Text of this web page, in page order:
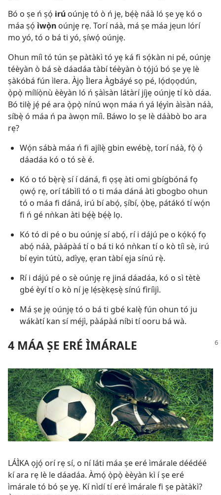
Bó o ṣe ń ṣọ́ irú oúnjẹ tó ò ń jẹ, bẹ́ẹ̀ náà ló ṣe yẹ kó o
máa ṣọ́ ìwọ̀n oúnjẹ rẹ. Torí náà, má ṣe máa jẹun lórí
mo yó, tó o bá ti yó, ṣíwọ́ oúnjẹ.
Ohun míì tó tún ṣe pàtàkì tó yẹ ká fi sọ́kàn ni pé, oúnjẹ
téèyàn ò bá sè dáadáa tàbí téèyàn ò tọ́jú bó ṣe yẹ lè
ṣàkóbá fún ìlera. Àjọ Ìlera Àgbáyé sọ pé, lọ́dọọdún,
ọ̀pọ̀ mílíọ̀nù èèyàn ló ń ṣàìsàn látàrí jíjẹ oúnjẹ tí kò dáa.
Bó tilẹ̀ jẹ́ pé ara ọ̀pọ̀ nínú wọn máa ń yá lẹ́yìn àìsàn náà,
síbẹ̀ ó máa ń pa àwọn míì. Báwo lo ṣe lè dáàbò bo ara
rẹ?
Wọ́n sábà máa ń fi ajílẹ̀ gbin ewébẹ̀, torí náà, fọ̀ ọ́
dáadáa kó o tó sè é.
Kó o tó bẹ̀rẹ̀ sí í dáná, fi ọṣẹ àti omi gbígbóná fọ
ọwọ́ rẹ, orí tábìlì tó o ti máa dáná àti gbogbo ohun
tó o máa fi dáná, irú bí abọ́, ṣíbí, ọ̀bẹ, pátákó tí wọ́n
fi ń gé nǹkan àti bẹ́ẹ̀ bẹ́ẹ̀ lọ.
Kó tó di pé o bu oúnjẹ sí abọ́, rí i dájú pe o kọ́kọ́ fọ
abọ́ náà, pàápàá tí o bá ti kó nǹkan tí o kò tíì sè, irú
bí ẹyin tútù, adìyẹ, ẹran tàbí ẹja sínú rẹ̀.
Rí i dájú pé o sè oúnjẹ rẹ jiná dáadáa, kó o sì tètè
gbé èyí tí o kò ní jẹ lẹ́sẹ̀kẹsẹ̀ sínú fìríìjì.
Má ṣe jẹ oúnjẹ tó o bá ti gbé kalẹ̀ fún ohun tó ju
wákàtí kan sí méjì, pàápàá níbi tí ooru bá wà.
4 MÁA ṢE ERÉ ÌMÁRALE
LÁÌKA ọjọ́ orí rẹ sí, o ní láti máa ṣe eré ìmárale déédéé
kí ara rẹ lè le dáadáa. Àmọ́ ọ̀pọ̀ èèyàn kì í ṣe eré
ìmárale tó bó ṣe yẹ. Kí nìdí tí eré ìmárale fi ṣe pàtàkì?